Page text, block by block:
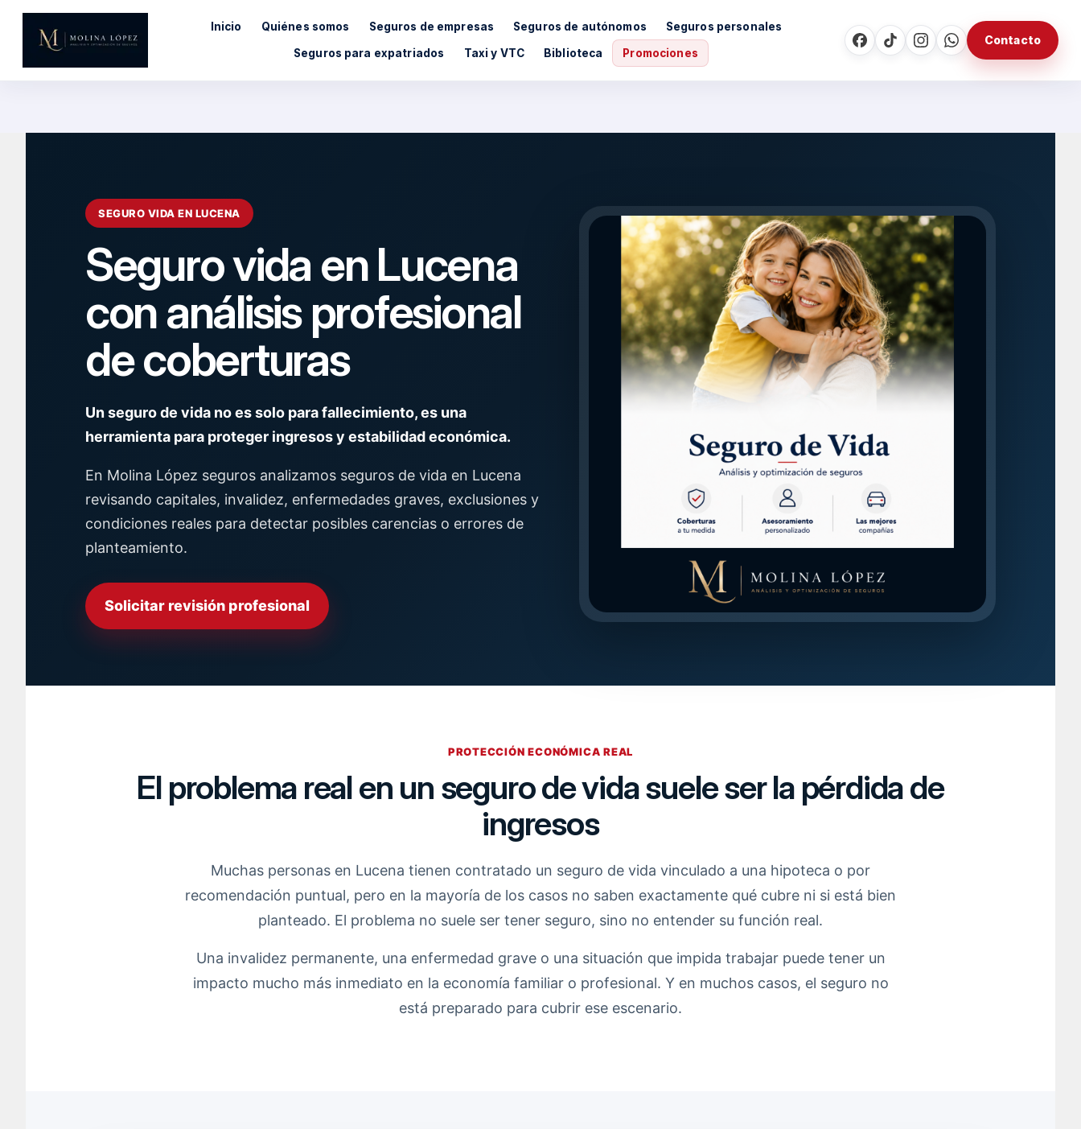
Saltar
contenido
Inicio Quiénes somos Seguros de empresas Seguros de autónomos Seguros personales
Seguros para expatriados Taxi y VTC Biblioteca Promociones
Contacto
SEGURO VIDA EN LUCENA
Seguro vida en Lucena
con análisis profesional
de coberturas
Un seguro de vida no es solo para fallecimiento, es una
herramienta para proteger ingresos y estabilidad económica.
En Molina López seguros analizamos seguros de vida en Lucena
revisando capitales, invalidez, enfermedades graves, exclusiones y
condiciones reales para detectar posibles carencias o errores de
planteamiento.
Solicitar revisión profesional
PROTECCIÓN ECONÓMICA REAL
El problema real en un seguro de vida suele ser la pérdida de
ingresos
Muchas personas en Lucena tienen contratado un seguro de vida vinculado a una hipoteca o por
recomendación puntual, pero en la mayoría de los casos no saben exactamente qué cubre ni si está bien
planteado. El problema no suele ser tener seguro, sino no entender su función real.
Una invalidez permanente, una enfermedad grave o una situación que impida trabajar puede tener un
impacto mucho más inmediato en la economía familiar o profesional. Y en muchos casos, el seguro no
está preparado para cubrir ese escenario.